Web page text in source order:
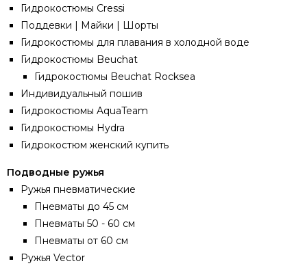
Гидрокостюмы Cressi
Поддевки | Майки | Шорты
Гидрокостюмы для плавания в холодной воде
Гидрокостюмы Beuchat
Гидрокостюмы Beuchat Rocksea
Индивидуальный пошив
Гидрокостюмы AquaTeam
Гидрокостюмы Hydra
Гидрокостюм женский купить
Подводные ружья
Ружья пневматические
Пневматы до 45 см
Пневматы 50 - 60 см
Пневматы от 60 см
Ружья Vector